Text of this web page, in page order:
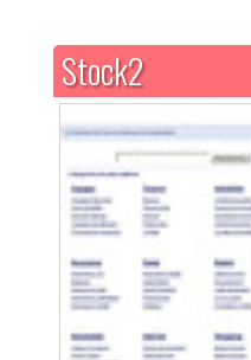
Stock2